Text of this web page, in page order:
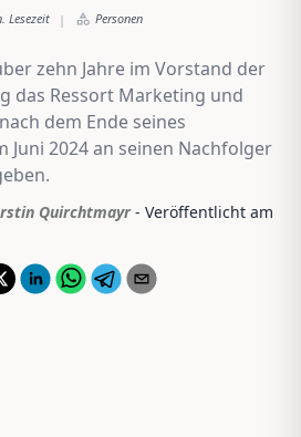
Lesezeit | Personen
zehn Jahre im Vorstand der
das Ressort Marketing und
dem Ende seines
Juni 2024 an seinen Nachfolger
Quirchtmayr - Veröffentlicht am